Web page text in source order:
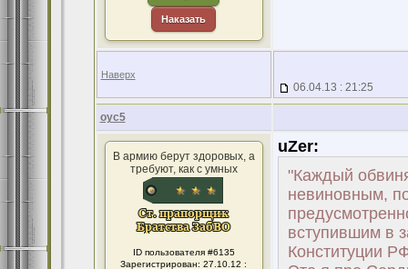
Наказать
Наверх
06.04.13 : 21:25
оус5
В армию берут здоровых, а
требуют, как с умных
ID пользователя #6135
Зарегистрирован: 27.10.12 :
uZer:
"Каждый
невиновным,
вступившим в
Конституции